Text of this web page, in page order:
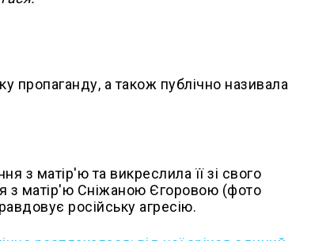
пропаганду, а також публічно називала
з матір'ю та викреслила її зі свого
з матір'ю Сніжаною Єгоровою (фото
російську агресію.